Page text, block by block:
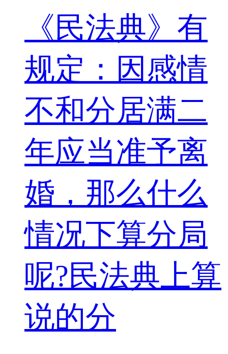
《民法典》有
规定：因感情
不和分居满二
年应当准予离
婚，那么什么
情况下算分局
呢?民法典上算
说的分